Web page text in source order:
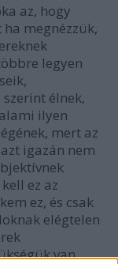
az, hogy
megnézzük,
legyen
élnek,
ilyen
mert az
igazán nem
ez az
ez, és csak
elégtelen
van